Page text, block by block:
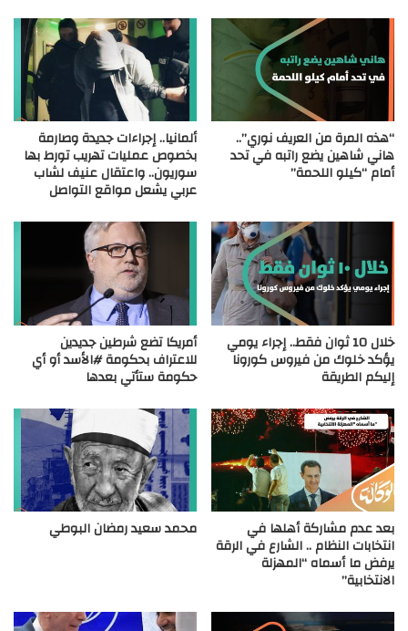
“هذه المرة من العريف نوري”..
هاني شاهين يضع راتبه في تحد
أمام “كيلو اللحمة”
ألمانيا.. إجراءات جديدة وصارمة
بخصوص عمليات تهريب تورط بها
سوريون.. واعتقال عنيف لشاب
عربي يشعل مواقع التواصل
خلال 10 ثوان فقط.. إجراء يومي
يؤكد خلوك من فيروس كورونا
إليكم الطريقة
أمريكا تضع شرطين جديدين
للاعتراف بحكومة #الأسد أو أي
حكومة ستأتي بعدها
بعد عدم مشاركة أهلها في
انتخابات النظام .. الشارع في الرقة
يرفض ما أسماه “المهزلة
الانتخابية”
محمد سعيد رمضان البوطي